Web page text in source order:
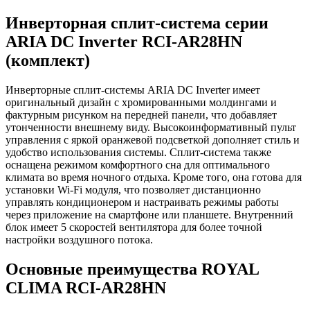
Инверторная сплит-система серии
ARIA DC Inverter RCI-AR28HN
(комплект)
Инверторные сплит-системы ARIA DC Inverter имеет
оригинальный дизайн с хромированными молдингами и
фактурным рисунком на передней панели, что добавляет
утонченности внешнему виду. Высокоинформативный пульт
управления с яркой оранжевой подсветкой дополняет стиль и
удобство использования системы. Сплит-система также
оснащена режимом комфортного сна для оптимального
климата во время ночного отдыха. Кроме того, она готова для
установки Wi-Fi модуля, что позволяет дистанционно
управлять кондиционером и настраивать режимы работы
через приложение на смартфоне или планшете. Внутренний
блок имеет 5 скоростей вентилятора для более точной
настройки воздушного потока.
Основные преимущества ROYAL
CLIMA RCI-AR28HN